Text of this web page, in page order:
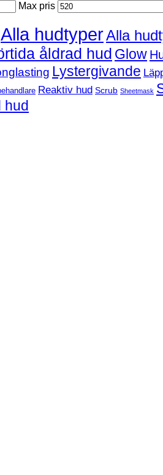
Max pris
Alla hudtyperAlla
åldrad hud Glow
Lystergivande
Reaktiv hud Scrub Sheetmask
hud